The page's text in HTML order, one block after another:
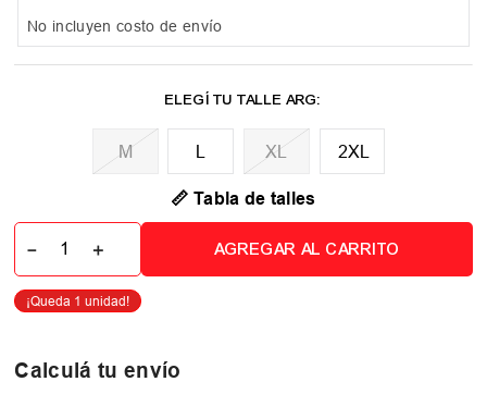
No incluyen costo de envío
M L XL 2XL
📏 Tabla de talles
＋
－ AGREGAR AL CARRITO
Calculá tu envío